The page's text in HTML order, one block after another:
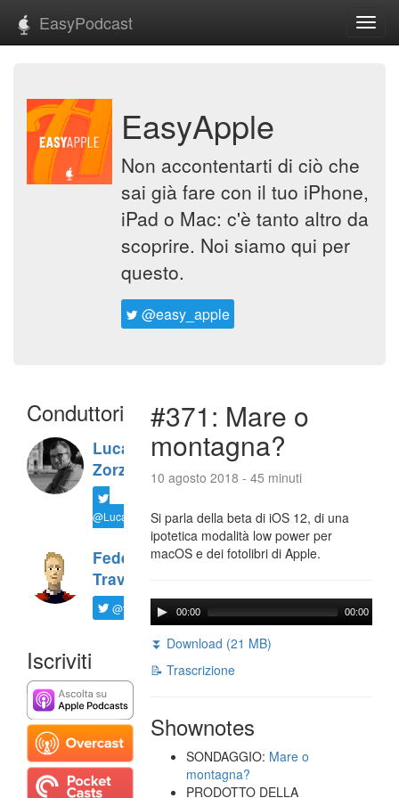
EasyPodcast
EasyApple
Non accontentarti di ciò che
sai già fare con il tuo iPhone,
iPad o Mac: c'è tanto altro da
scoprire. Noi siamo qui per
questo.
@easy_apple
Conduttori
Luca
Zorzi
@LucaTNT
Federico
Travaini
@ftrava
Iscriviti
#371: Mare o
montagna?
10 agosto 2018 - 45 minuti
Si parla della beta di iOS 12, di una
ipotetica modalità low power per
macOS e dei fotolibri di Apple.
00:00 00:00
⏬ Download (21 MB)
📝 Trascrizione
Shownotes
SONDAGGIO: Mare o
montagna?
PRODOTTO DELLA